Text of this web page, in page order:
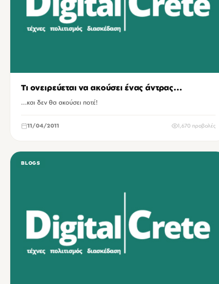
Τι ονειρεύεται να ακούσει ένας άντρας...
...και δεν θα ακούσει ποτέ!
11/04/2011 1,670 προβολές
BLOGS